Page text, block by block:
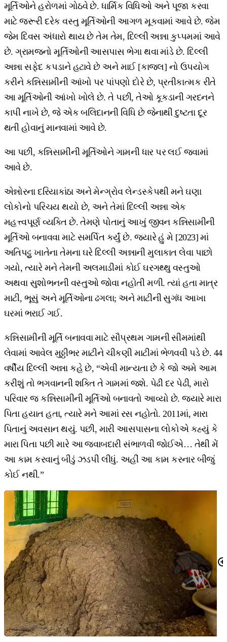
મૂર્તિઓને હરોળમાં ગોઠવે છે. ધાર્મિક વિધિઓ અને પૂજા કરવા
માટે જરૂરી દરેક વસ્તુ મૂર્તિઓની આગળ મૂકવામાં આવે છે. જેમ
જેમ દિવસ અંધારો થાય છે તેમ તેમ, દિલ્લી અન્ના કુપ્પમમાં આવે
છે. ગ્રામજનો મૂર્તિઓની આસપાસ ભેગા થવા માંડે છે. દિલ્લી
અન્ના સફેદ કપડાને હટાવે છે અને માઈ [કાજલ] નો ઉપયોગ
કરીને કન્નિસામીની આંખો પર પાંપણો દોરે છે, પ્રતીકાત્મક રીતે
આ મૂર્તિઓની આંખો ખોલે છે. તે પછી, તેઓ કૂકડાની ગરદનને
કાપી નાખે છે, જે એક બલિદાનની વિધિ છે જેનાથી દુષ્ટતા દૂર
થતી હોવાનું માનવામાં આવે છે.
આ પછી, કન્નિસામીની મૂર્તિઓને ગામની ધાર પર લઈ જવામાં
આવે છે.
એન્નોરના દરિયાકાંઠા અને મેન્ગ્રોવ લેન્ડસ્કેપથી મને ઘણા
લોકોનો પરિચય થયો છે, અને તેમાં દિલ્લી અન્ના એક
મહત્ત્વપૂર્ણ વ્યક્તિ છે. તેમણે પોતાનું આખું જીવન કન્નિસામીની
મૂર્તિઓ બનાવવા માટે સમર્પિત કર્યું છે. જ્યારે હું મે [2023] માં
અતિપટ્ટુ ખાતેના તેમના ઘરે દિલ્લી અન્નાની મુલાકાત લેવા પાછો
ગયો, ત્યારે મને તેમની અલમાડીમાં કોઈ ઘરગથ્થુ વસ્તુઓ
અથવા સુશોભનની વસ્તુઓ જોવા નહોતી મળી. ત્યાં હતા માત્ર
માટી, ભૂસું અને મૂર્તિઓના ઢગલા; અને માટીની સુગંધ આખા
ઘરમાં ભરાઈ ગઈ.
કન્નિસામીની મૂર્તિ બનાવવા માટે સૌપ્રથમ ગામની સીમમાંથી
લેવામાં આવેલ મુઠ્ઠીભર માટીને ચીકણી માટીમાં ભેળવવી પડે છે. 44
વર્ષીય દિલ્લી અન્ના કહે છે, “એવી માન્યતા છે કે જો અમે આમ
કરીશું તો ભગવાનની શક્તિ તે ગામમાં જશે. પેઢી દર પેઢી, મારો
પરિવાર જ કન્નિસામીની મૂર્તિઓ બનાવતો આવ્યો છે. જ્યારે મારા
પિતા હયાત હતા, ત્યારે મને આમાં રસ નહોતો. 2011માં, મારા
પિતાનું અવસાન થયું. પછી, મારી આસપાસના લોકોએ કહ્યું કે
મારા પિતા પછી મારે આ જવાબદારી સંભાળવી જોઈએ… તેથી મેં
આ કામ કરવાનું બીડું ઝડપી લીધું. અહીં આ કામ કરનાર બીજું
કોઈ નથી.”